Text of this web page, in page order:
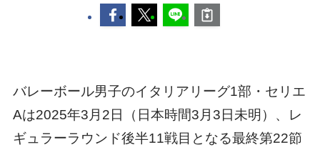
バレーボール男子のイタリアリーグ1部・セリエ
Aは2025年3月2日（日本時間3月3日未明）、レ
ギュラーラウンド後半11戦目となる最終第22節